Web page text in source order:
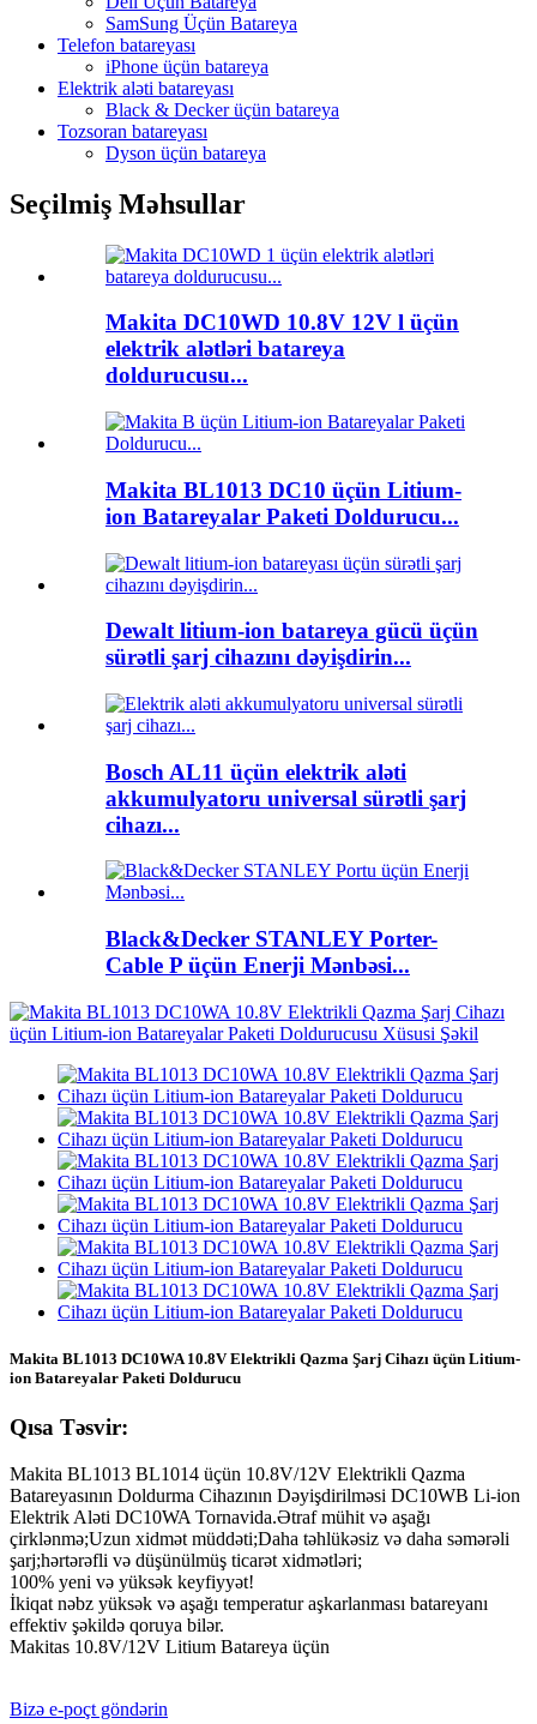
SamSung Üçün Batareya
Telefon batareyası
iPhone üçün batareya
Elektrik aləti batareyası
Black & Decker üçün batareya
Tozsoran batareyası
Dyson üçün batareya
Seçilmiş Məhsullar
Makita DC10WD 10.8V 12V l üçün
elektrik alətləri batareya
doldurucusu...
Makita BL1013 DC10 üçün Litium-
ion Batareyalar Paketi Doldurucu...
Dewalt litium-ion batareya gücü üçün
sürətli şarj cihazını dəyişdirin...
Bosch AL11 üçün elektrik aləti
akkumulyatoru universal sürətli şarj
cihazı...
Black&Decker STANLEY Porter-
Cable P üçün Enerji Mənbəsi...
Makita BL1013 DC10WA 10.8V Elektrikli Qazma Şarj Cihazı üçün Litium-
ion Batareyalar Paketi Doldurucu
Qısa Təsvir:
Makita BL1013 BL1014 üçün 10.8V/12V Elektrikli Qazma
Batareyasının Doldurma Cihazının Dəyişdirilməsi DC10WB Li-ion
Elektrik Aləti DC10WA Tornavida.Ətraf mühit və aşağı
çirklənmə;Uzun xidmət müddəti;Daha təhlükəsiz və daha səmərəli
şarj;hərtərəfli və düşünülmüş ticarət xidmətləri;
100% yeni və yüksək keyfiyyət!
İkiqat nəbz yüksək və aşağı temperatur aşkarlanması batareyanı
effektiv şəkildə qoruya bilər.
Makitas 10.8V/12V Litium Batareya üçün
Bizə e-poçt göndərin